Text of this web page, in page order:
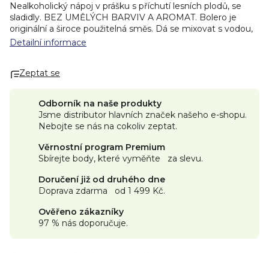
Nealkoholický nápoj v prášku s příchutí lesních plodů, se
sladidly. BEZ UMĚLÝCH BARVIV A AROMAT. Bolero je
originální a široce použitelná směs. Dá se mixovat s vodou,
mlékem, což je oblíbené zejména u dětí a dokonce i s
Osvěžující ovocné nápoje v praktickém balení v
sáčcích
Sypká směs
Neobsahuje cukr a má minimum kalorií
Bez umělých barviv a aromat
Plný vitamínu C
Skvělou alternativou sladkých limonád
Vhodné pro příznivce zdravého životního stylu
Z jednoho sáčku až 2 litry nápoje
Detailní informace
Zeptat se
Odborník na naše produkty
Jsme distributor hlavních značek našeho e-shopu.
Nebojte se nás na cokoliv zeptat.
Věrnostní program Premium
Sbírejte body, které vyměňte za slevu.
Doručení již od druhého dne
Doprava zdarma od 1 499 Kč.
Ověřeno zákazníky
97 % nás doporučuje.